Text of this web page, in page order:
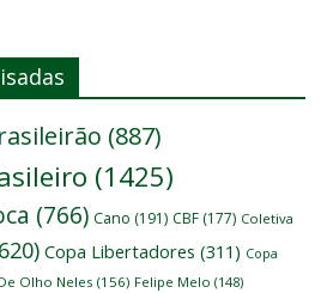
(887)
(1425)
(766) Cano (191) CBF (177) Coletiva
Copa Libertadores (311) Copa
Olho Neles (156) Felipe Melo (148)